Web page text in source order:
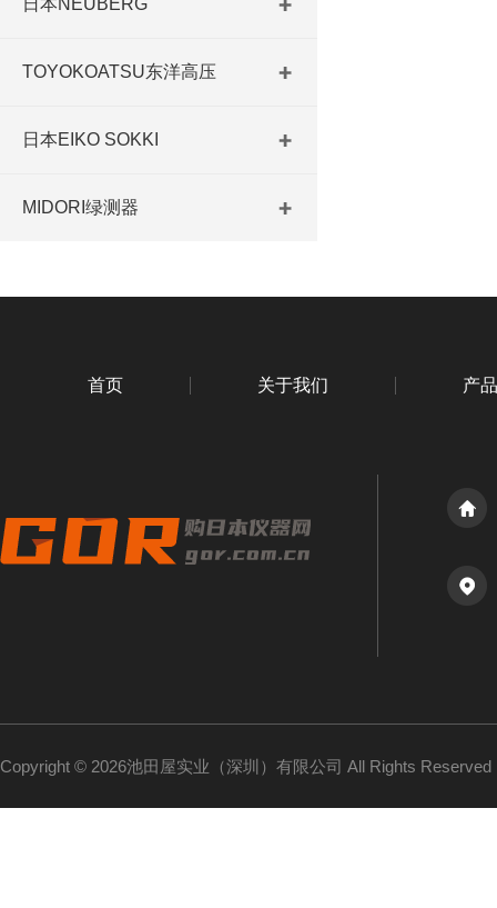
日本NEUBERG
TOYOKOATSU东洋高压
日本EIKO SOKKI
MIDORI绿测器
首页 关于我们 产
Copyright © 2026池田屋实业（深圳）有限公司 All Rights